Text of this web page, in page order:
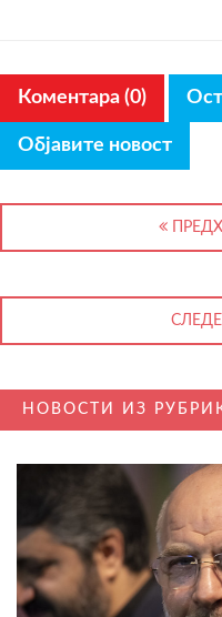
Коментара (0)
Објавите новост
НОВОСТИ ИЗ